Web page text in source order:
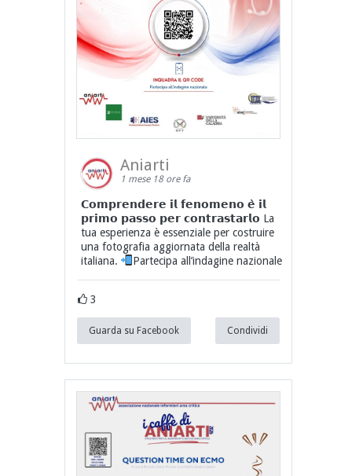
Aniarti
1 mese 18 ore fa
𝗖𝗼𝗺𝗽𝗿𝗲𝗻𝗱𝗲𝗿𝗲 𝗶𝗹 𝗳𝗲𝗻𝗼𝗺𝗲𝗻𝗼 𝗲̀ 𝗶𝗹
𝗽𝗿𝗶𝗺𝗼 𝗽𝗮𝘀𝘀𝗼 𝗽𝗲𝗿 𝗰𝗼𝗻𝘁𝗿𝗮𝘀𝘁𝗮𝗿𝗹𝗼 La
tua esperienza è essenziale per costruire
una fotografia aggiornata della realtà
italiana.
Partecipa all’indagine nazionale
3
Guarda su Facebook Condividi